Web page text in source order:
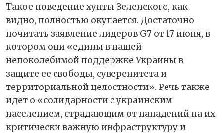
Такое поведение хунты Зеленского, как
видно, полностью окупается. Достаточно
почитать заявление лидеров G7 от 17 июня, в
котором они «едины в нашей
непоколебимой поддержке Украины в
защите ее свободы, суверенитета и
территориальной целостности». Речь также
идет о «солидарности с украинским
населением, страдающим от нападений на их
критически важную инфраструктуру и